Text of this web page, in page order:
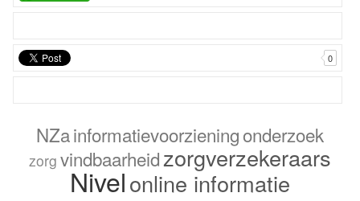
0
NZainformatievoorzieningonderzoek
zorg vindbaarheidzorgverzekeraars
Nivelonline informatie